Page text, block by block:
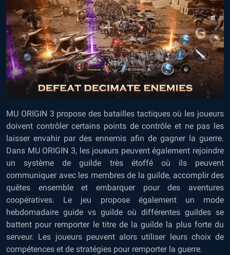
MU ORIGIN 3 propose des batailles tactiques où les joueurs
doivent contrôler certains points de contrôle et ne pas les
laisser envahir par des ennemis afin de gagner la guerre.
Dans MU ORIGIN 3, les joueurs peuvent également rejoindre
un système de guilde très étoffé où ils peuvent
communiquer avec les membres de la guilde, accomplir des
quêtes ensemble et embarquer pour des aventures
coopératives. Le jeu propose également un mode
hebdomadaire guide vs guilde où différentes guildes se
battent pour remporter le titre de la guilde la plus forte du
serveur. Les joueurs peuvent alors utiliser leurs choix de
compétences et de stratégies pour remporter la guerre.